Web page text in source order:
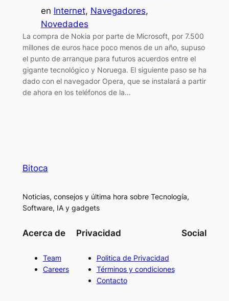
en Internet, Navegadores
Novedades
La compra de Nokia por parte de Microsoft, por 7.500
millones de euros hace poco menos de un año, supuso
el punto de arranque para futuros acuerdos entre el
gigante tecnológico y Noruega. El siguiente paso se ha
dado con el navegador Opera, que se instalará a partir
de ahora en los teléfonos de la…
Bitoca
Noticias, consejos y última hora sobre Tecnología,
Software, IA y gadgets
Acerca de
Team
Careers
Privacidad
Politica de Privacidad
Términos y condiciones
Contacto
Social